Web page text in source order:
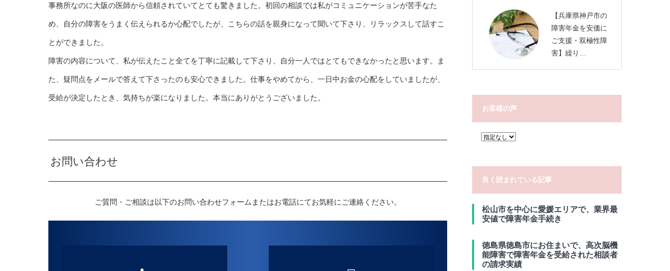
事務所なのに大阪の医師から信頼されていてとても驚きました。初回の相談では私がコミュニケーションが苦手なた
め、自分の障害をうまく伝えられるか心配でしたが、こちらの話を親身になって聞いて下さり、リラックスして話すこ
とができました。
障害の内容について、私が伝えたこと全てを丁寧に記載して下さり、自分一人ではとてもできなかったと思います。ま
た、疑問点をメールで答えて下さったのも安心できました。仕事をやめてから、一日中お金の心配をしていましたが、
受給が決定したとき、気持ちが楽になりました。本当にありがとうございました。
お問い合わせ
ご質問・ご相談は以下のお問い合わせフォームまたはお電話にてお気軽にご連絡ください。
【兵庫県神戸市の
障害年金を安価に
ご支援・双極性障
害】繰り…
お客様の声
良く読まれている記事
松山市を中心に愛媛エリアで、業界最
安値で障害年金手続き
徳島県徳島市にお住まいで、高次脳機
能障害で障害年金を受給された相談者
の請求実績